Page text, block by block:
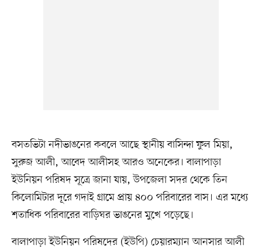
বসতভিটা নদীভাঙনের কবলে আছে স্থানীয় বাসিন্দা ফুল মিয়া,
সুরুজ আলী, আবেদ আলীসহ আরও অনেকের। বালাপাড়া
ইউনিয়ন পরিষদ সূত্রে জানা যায়, উপজেলা সদর থেকে তিন
কিলোমিটার দূরে গদাই গ্রামে প্রায় ৪০০ পরিবারের বাস। এর মধ্যে
শতাধিক পরিবারের বাড়িঘর ভাঙনের মুখে পড়েছে।
বালাপাড়া ইউনিয়ন পরিষদের (ইউপি) চেয়ারম্যান আনসার আলী